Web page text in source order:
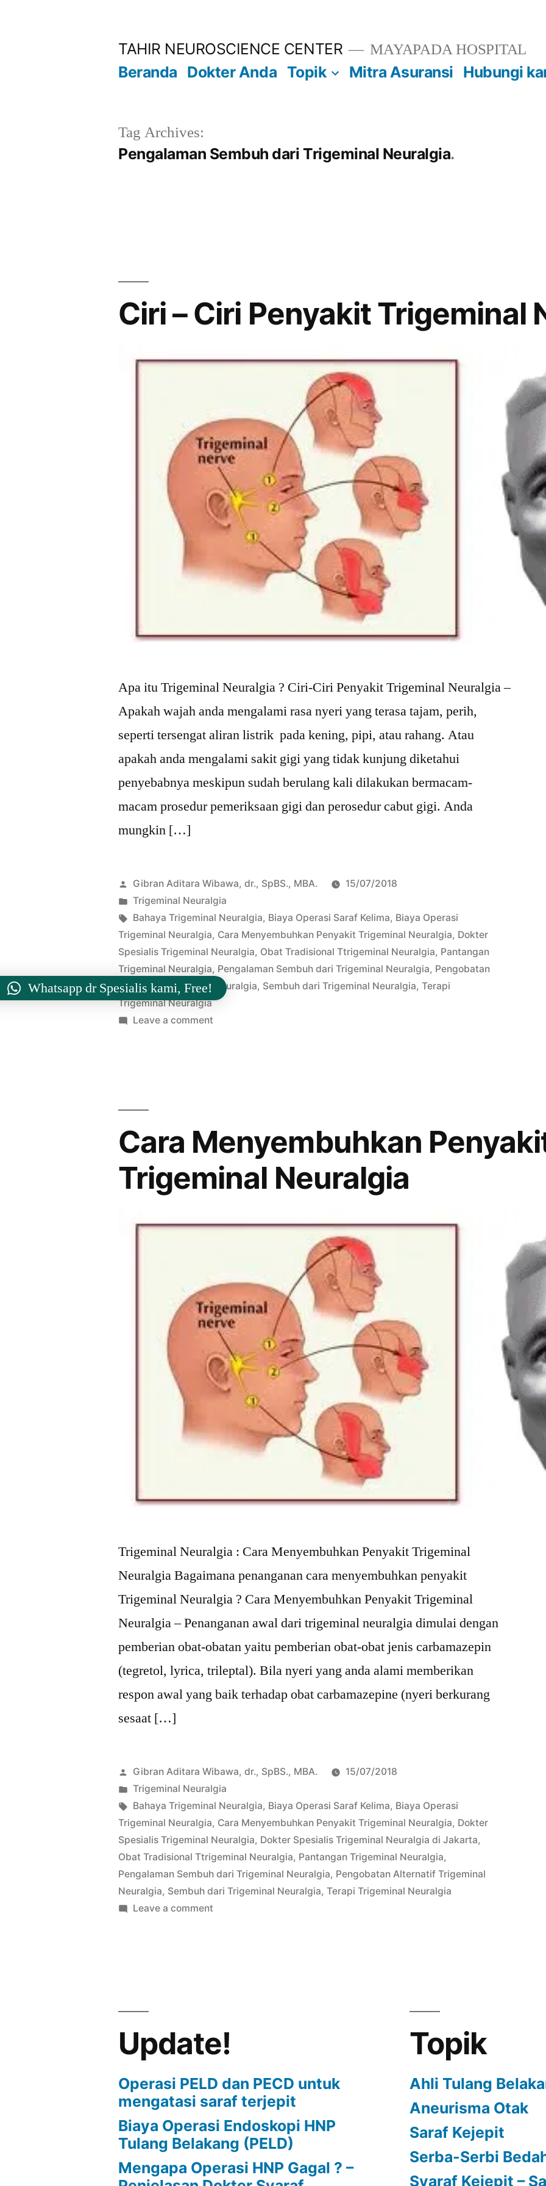
TAHIR NEUROSCIENCE CENTER MAYAPADA HOSPITAL
Beranda Dokter Anda Topik Mitra Asuransi Hubungi
Tag Archives:
Pengalaman Sembuh dari Trigeminal Neuralgia
Ciri – Ciri Penyakit Trigeminal
Apa itu Trigeminal Neuralgia ? Ciri-Ciri Penyakit Trigeminal Neuralgia –
Apakah wajah anda mengalami rasa nyeri yang terasa tajam, perih,
seperti tersengat aliran listrik pada kening, pipi, atau rahang. Atau
apakah anda mengalami sakit gigi yang tidak kunjung diketahui
penyebabnya meskipun sudah berulang kali dilakukan bermacam-
macam prosedur pemeriksaan gigi dan perosedur cabut gigi. Anda
mungkin […]
Posted
by
Gibran Aditara Wibawa, dr., SpBS., MBA.
15/07/2018
Posted
in
Trigeminal Neuralgia
Tags:
Bahaya Trigeminal Neuralgia, Biaya Operasi Saraf Kelima, Biaya Operasi
Trigeminal Neuralgia, Cara Menyembuhkan Penyakit Trigeminal Neuralgia, Dokter
Spesialis Trigeminal Neuralgia, Obat Tradisional Ttrigeminal Neuralgia, Pantangan
Trigeminal Neuralgia, Pengalaman Sembuh dari Trigeminal Neuralgia, Pengobatan
Alternatif Trigeminal Neuralgia, Sembuh dari Trigeminal Neuralgia,Terapi
Trigeminal Neuralgia
Leave a comment
Cara Menyembuhkan
Trigeminal Neuralgia
Trigeminal Neuralgia : Cara Menyembuhkan Penyakit Trigeminal
Neuralgia Bagaimana penanganan cara menyembuhkan penyakit
Trigeminal Neuralgia ? Cara Menyembuhkan Penyakit Trigeminal
Neuralgia – Penanganan awal dari trigeminal neuralgia dimulai dengan
pemberian obat-obatan yaitu pemberian obat-obat jenis carbamazepin
(tegretol, lyrica, trileptal). Bila nyeri yang anda alami memberikan
respon awal yang baik terhadap obat carbamazepine (nyeri berkurang
sesaat […]
Posted
by
Gibran Aditara Wibawa, dr., SpBS., MBA.
15/07/2018
Posted
in
Trigeminal Neuralgia
Tags:
Bahaya Trigeminal Neuralgia, Biaya Operasi Saraf Kelima, Biaya Operasi
Trigeminal Neuralgia, Cara Menyembuhkan Penyakit Trigeminal Neuralgia, Dokter
Spesialis Trigeminal Neuralgia, Dokter Spesialis Trigeminal Neuralgia di Jakarta,
Obat Tradisional Ttrigeminal Neuralgia, Pantangan Trigeminal Neuralgia,
Pengalaman Sembuh dari Trigeminal Neuralgia, Pengobatan Alternatif Trigeminal
Neuralgia, Sembuh dari Trigeminal Neuralgia,Terapi Trigeminal Neuralgia
Leave a comment
Update!
Operasi PELD dan PECD untuk
mengatasi saraf terjepit
Biaya Operasi Endoskopi HNP
Tulang Belakang (PELD)
Mengapa Operasi HNP Gagal ? –
Topik
Ahli Tulang
Aneurisma Otak
Saraf Kejepit
Serba-Serbi
Syaraf Kejepit –
Whatsapp dr Spesialis kami, Free!